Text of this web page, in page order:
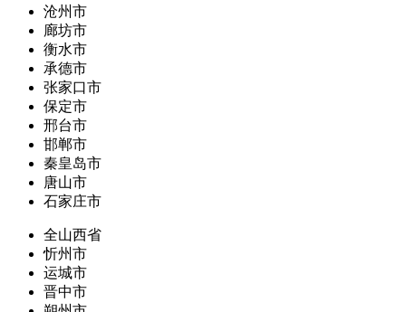
沧州市
廊坊市
衡水市
承德市
张家口市
保定市
邢台市
邯郸市
秦皇岛市
唐山市
石家庄市
全山西省
忻州市
运城市
晋中市